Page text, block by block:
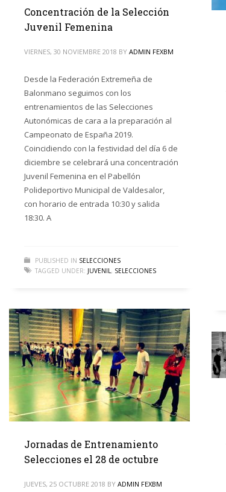
Concentración de la Selección
Juvenil Femenina
VIERNES, 30 NOVIEMBRE 2018 BY ADMIN FEXBM
Desde la Federación Extremeña de
Balonmano seguimos con los
entrenamientos de las Selecciones
Autonómicas de cara a la preparación al
Campeonato de España 2019.
Coincidiendo con la festividad del día 6 de
diciembre se celebrará una concentración
Juvenil Femenina en el Pabellón
Polideportivo Municipal de Valdesalor,
con horario de entrada 10:30 y salida
18:30. A
PUBLISHED IN SELECCIONES
TAGGED UNDER: JUVENIL, SELECCIONES
Jornadas de Entrenamiento
Selecciones el 28 de octubre
JUEVES, 25 OCTUBRE 2018 BY ADMIN FEXBM